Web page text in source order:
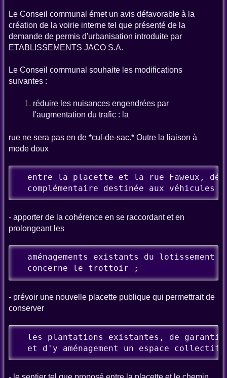
Le Conseil communal émet un avis défavorable à la
création de la voirie interne tel que présenté de la
demande de permis d'urbanisation introduite par
ETABLISSEMENTS JACO S.A.
Le Conseil communal souhaite les modifications
suivantes :
réduire les nuisances engendrées par
l'augmentation du trafic : la
rue ne sera pas en de *cul-de-sac.* Outre la liaison à
mode doux
entre la placette et la rue Faweux,
complémentaire destinée aux véhicules
- apporter de la cohérence en se raccordant et en
prolongeant les
aménagements existants du lotissement
  concerne le trottoir ;
- prévoir une nouvelle placette publique qui permettrait de
conserver
les plantations existantes, de
et d'y aménagement un espace collectif